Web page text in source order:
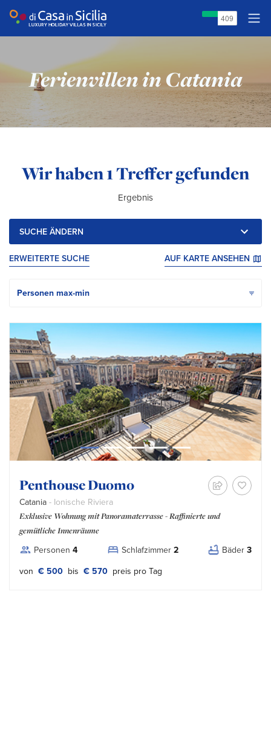
Ferienvillen in Catania
Ihre Suchergebnisse:
Wir haben1 Treffer gefunden
Ergebnis
SUCHE ÄNDERN
ERWEITERTE SUCHE AUF KARTE ANSEHEN
Penthouse Duomo
Catania - Ionische Riviera
Exklusive Wohnung mit Panoramaterrasse - Raffinierte und
gemütliche Innenräume
Personen 4 Schlafzimmer 2 Bäder 3
von € 500 bis € 570 preis pro Tag